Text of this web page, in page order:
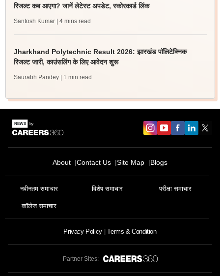
रिजल्ट कब आएगा? जानें लेटेस्ट अपडेट, स्कोरकार्ड लिंक
Santosh Kumar | 4 mins read
Jharkhand Polytechnic Result 2026: झारखंड पॉलिटेक्निक
रिजल्ट जारी, काउंसलिंग के लिए आवेदन शुरू
Saurabh Pandey | 1 min read
About Contact Us Site Map Blogs
नवीनतम समाचार विशेष समाचार परीक्षा समाचार
कॉलेज समाचार
Privacy Policy Terms & Condition
Partner Sites: